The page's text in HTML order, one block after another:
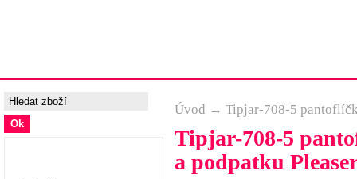
Úvod → Tipjar-708-5
Tipjar-708-5
a podpatku